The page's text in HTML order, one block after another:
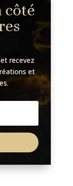
côté
recevez
et